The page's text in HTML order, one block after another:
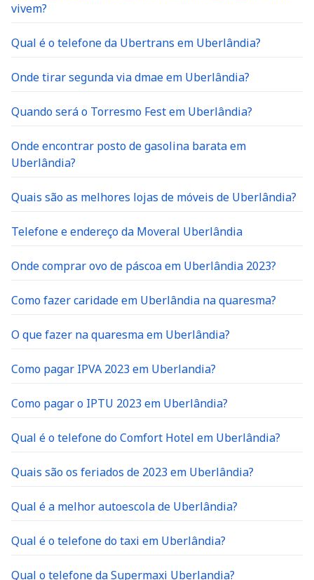
vivem?
Qual é o telefone da Ubertrans em Uberlândia?
Onde tirar segunda via dmae em Uberlândia?
Quando será o Torresmo Fest em Uberlândia?
Onde encontrar posto de gasolina barata em
Uberlândia?
Quais são as melhores lojas de móveis de Uberlândia?
Telefone e endereço da Moveral Uberlândia
Onde comprar ovo de páscoa em Uberlândia 2023?
Como fazer caridade em Uberlândia na quaresma?
O que fazer na quaresma em Uberlândia?
Como pagar IPVA 2023 em Uberlandia?
Como pagar o IPTU 2023 em Uberlândia?
Qual é o telefone do Comfort Hotel em Uberlândia?
Quais são os feriados de 2023 em Uberlândia?
Qual é a melhor autoescola de Uberlândia?
Qual é o telefone do taxi em Uberlândia?
Qual o telefone da Supermaxi Uberlandia?